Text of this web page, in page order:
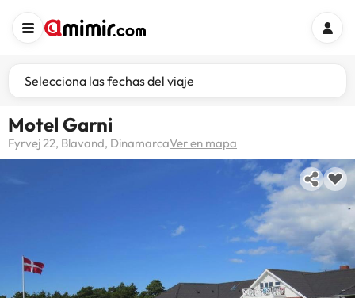
Selecciona las fechas del viaje
Motel Garni
Fyrvej 22, Blavand, DinamarcaVer en mapa